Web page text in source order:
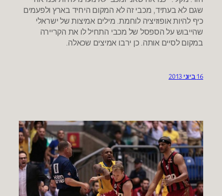
שגם לא בעתיד, מכבי זה לא המקום היחיד בארץ ולפעמים
כיף להיות אופוזיציה לוחמת. מילים אמיצות של ישראלי
שהייבוש על הספסל של מכבי התחיל לו את הקריירה
במקום לסיים אותה. כן ירבו אמיצים שכאלה.
16 ביוני 2013